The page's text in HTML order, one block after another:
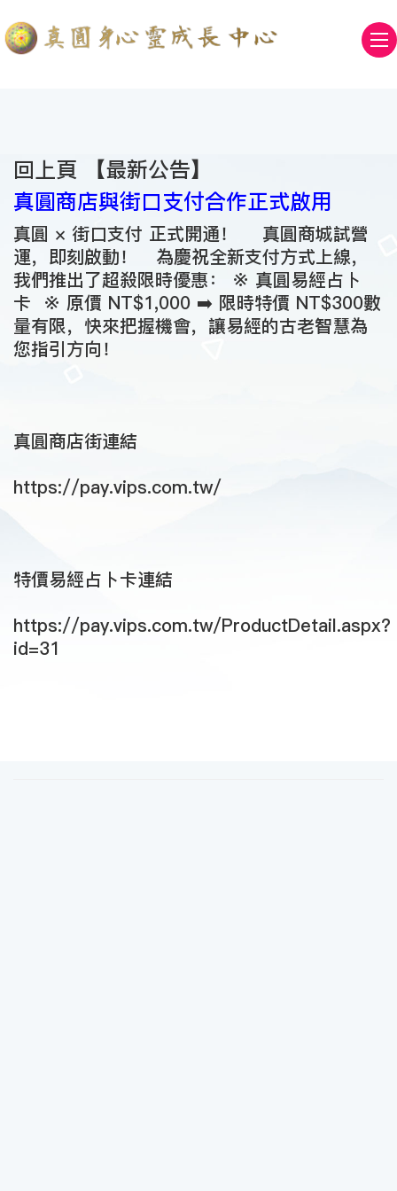
回上頁 【最新公告】
真圓商店與街口支付合作正式啟用
真圓 × 街口支付 正式開通！ 真圓商城試營
運，即刻啟動！ 為慶祝全新支付方式上線，
我們推出了超殺限時優惠： ※ 真圓易經占卜
卡 ※ 原價 NT$1,000 ➡️ 限時特價 NT$300數
量有限，快來把握機會，讓易經的古老智慧為
您指引方向！
真圓商店街連結
https://pay.vips.com.tw/
特價易經占卜卡連結
https://pay.vips.com.tw/ProductDetail.aspx?
id=31